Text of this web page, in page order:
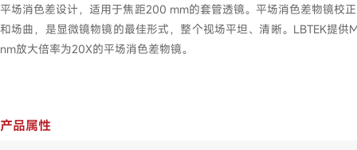
平场消色差设计，适用于焦距200 mm的套管透镜。平场消色差物镜校
和场曲，是显微镜物镜的最佳形式，整个视场平坦、清晰。LBTEK提
nm放大倍率为20X的平场消色差物镜。
产品属性